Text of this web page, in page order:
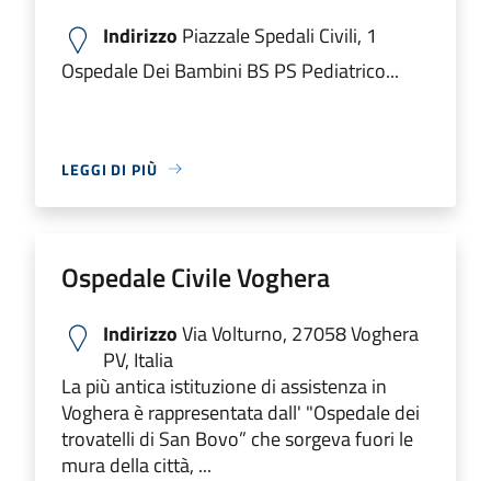
Indirizzo Piazzale Spedali Civili, 1
Ospedale Dei Bambini BS PS Pediatrico...
LEGGI DI PIÙ
Ospedale Civile Voghera
IndirizzoVia Volturno, 27058 Voghera
PV, Italia
La più antica istituzione di assistenza in
Voghera è rappresentata dall' "Ospedale dei
trovatelli di San Bovo” che sorgeva fuori le
mura della città, ...